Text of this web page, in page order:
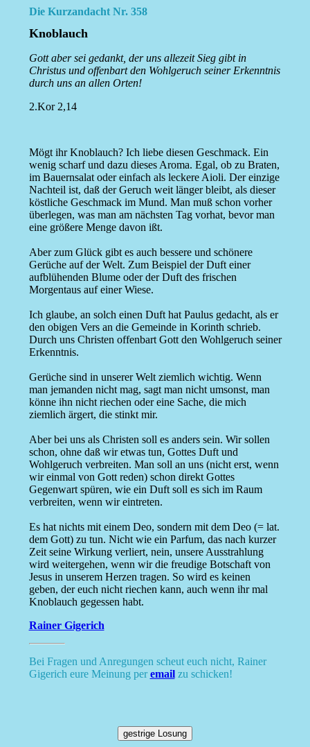
Die Kurzandacht Nr. 358
Knoblauch
Gott aber sei gedankt, der uns allezeit Sieg gibt in
Christus und offenbart den Wohlgeruch seiner Erkenntnis
durch uns an allen Orten!
2.Kor 2,14
Mögt ihr Knoblauch? Ich liebe diesen Geschmack. Ein
wenig scharf und dazu dieses Aroma. Egal, ob zu Braten,
im Bauernsalat oder einfach als leckere Aioli. Der einzige
Nachteil ist, daß der Geruch weit länger bleibt, als dieser
köstliche Geschmack im Mund. Man muß schon vorher
überlegen, was man am nächsten Tag vorhat, bevor man
eine größere Menge davon ißt.
Aber zum Glück gibt es auch bessere und schönere
Gerüche auf der Welt. Zum Beispiel der Duft einer
aufblühenden Blume oder der Duft des frischen
Morgentaus auf einer Wiese.
Ich glaube, an solch einen Duft hat Paulus gedacht, als er
den obigen Vers an die Gemeinde in Korinth schrieb.
Durch uns Christen offenbart Gott den Wohlgeruch seiner
Erkenntnis.
Gerüche sind in unserer Welt ziemlich wichtig. Wenn
man jemanden nicht mag, sagt man nicht umsonst, man
könne ihn nicht riechen oder eine Sache, die mich
ziemlich ärgert, die stinkt mir.
Aber bei uns als Christen soll es anders sein. Wir sollen
schon, ohne daß wir etwas tun, Gottes Duft und
Wohlgeruch verbreiten. Man soll an uns (nicht erst, wenn
wir einmal von Gott reden) schon direkt Gottes
Gegenwart spüren, wie ein Duft soll es sich im Raum
verbreiten, wenn wir eintreten.
Es hat nichts mit einem Deo, sondern mit dem Deo (= lat.
dem Gott) zu tun. Nicht wie ein Parfum, das nach kurzer
Zeit seine Wirkung verliert, nein, unsere Ausstrahlung
wird weitergehen, wenn wir die freudige Botschaft von
Jesus in unserem Herzen tragen. So wird es keinen
geben, der euch nicht riechen kann, auch wenn ihr mal
Knoblauch gegessen habt.
Rainer Gigerich
Bei Fragen und Anregungen scheut euch nicht, Rainer
Gigerich eure Meinung peremailzu schicken!
gestrige Losung